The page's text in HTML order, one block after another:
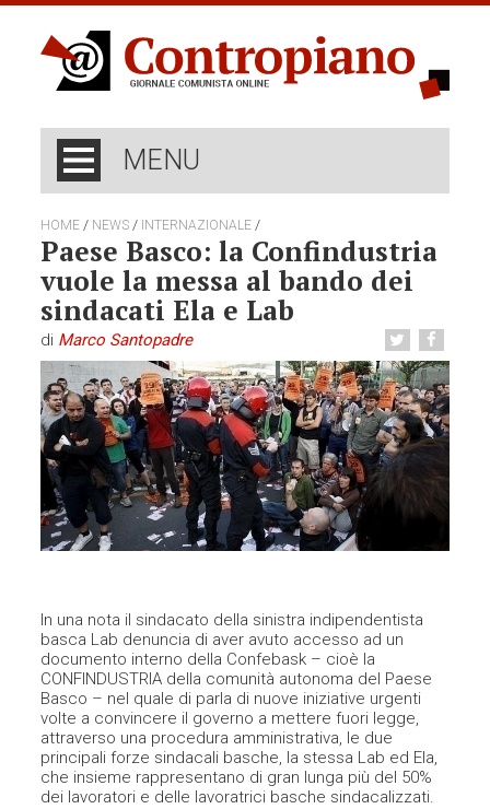
MENU
HOME / NEWS / INTERNAZIONALE /
Paese Basco: la Confindustria
vuole la messa al bando dei
sindacati Ela e Lab
di Marco Santopadre
In una nota il sindacato della sinistra indipendentista
basca Lab denuncia di aver avuto accesso ad un
documento interno della Confebask – cioè la
CONFINDUSTRIA della comunità autonoma del Paese
Basco – nel quale di parla di nuove iniziative urgenti
volte a convincere il governo a mettere fuori legge,
attraverso una procedura amministrativa, le due
principali forze sindacali basche, la stessa Lab ed Ela,
che insieme rappresentano di gran lunga più del 50%
dei lavoratori e delle lavoratrici basche sindacalizzati.